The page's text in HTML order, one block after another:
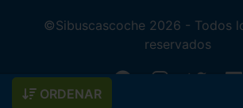
ORDENAR
©Sibuscascoche 2026 - Todos
reservados